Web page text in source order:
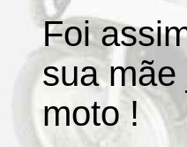
Foi
sua mãe
moto !